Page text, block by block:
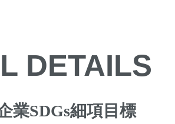
DETAILS
業SDGs細項目標